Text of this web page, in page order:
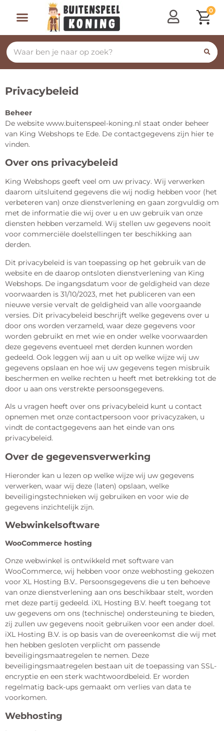
0
Privacybeleid
Beheer
De website www.buitenspeel-koning.nl staat onder beheer
van King Webshops te Ede. De contactgegevens zijn hier te
vinden.
Over ons privacybeleid
King Webshops geeft veel om uw privacy. Wij verwerken
daarom uitsluitend gegevens die wij nodig hebben voor (het
verbeteren van) onze dienstverlening en gaan zorgvuldig om
met de informatie die wij over u en uw gebruik van onze
diensten hebben verzameld. Wij stellen uw gegevens nooit
voor commerciële doelstellingen ter beschikking aan
derden.
Dit privacybeleid is van toepassing op het gebruik van de
website en de daarop ontsloten dienstverlening van King
Webshops. De ingangsdatum voor de geldigheid van deze
voorwaarden is 31/10/2023, met het publiceren van een
nieuwe versie vervalt de geldigheid van alle voorgaande
versies. Dit privacybeleid beschrijft welke gegevens over u
door ons worden verzameld, waar deze gegevens voor
worden gebruikt en met wie en onder welke voorwaarden
deze gegevens eventueel met derden kunnen worden
gedeeld. Ook leggen wij aan u uit op welke wijze wij uw
gegevens opslaan en hoe wij uw gegevens tegen misbruik
beschermen en welke rechten u heeft met betrekking tot de
door u aan ons verstrekte persoonsgegevens.
Als u vragen heeft over ons privacybeleid kunt u contact
opnemen met onze contactpersoon voor privacyzaken, u
vindt de contactgegevens aan het einde van ons
privacybeleid.
Over de gegevensverwerking
Hieronder kan u lezen op welke wijze wij uw gegevens
verwerken, waar wij deze (laten) opslaan, welke
beveiligingstechnieken wij gebruiken en voor wie de
gegevens inzichtelijk zijn.
Webwinkelsoftware
WooCommerce hosting
Onze webwinkel is ontwikkeld met software van
WooCommerce, wij hebben voor onze webhosting gekozen
voor XL Hosting B.V.. Persoonsgegevens die u ten behoeve
van onze dienstverlening aan ons beschikbaar stelt, worden
met deze partij gedeeld. iXL Hosting B.V. heeft toegang tot
uw gegevens om ons (technische) ondersteuning te bieden,
zij zullen uw gegevens nooit gebruiken voor een ander doel.
iXL Hosting B.V. is op basis van de overeenkomst die wij met
hen hebben gesloten verplicht om passende
beveiligingsmaatregelen te nemen. Deze
beveiligingsmaatregelen bestaan uit de toepassing van SSL-
encryptie en een sterk wachtwoordbeleid. Er worden
regelmatig back-ups gemaakt om verlies van data te
voorkomen.
Webhosting